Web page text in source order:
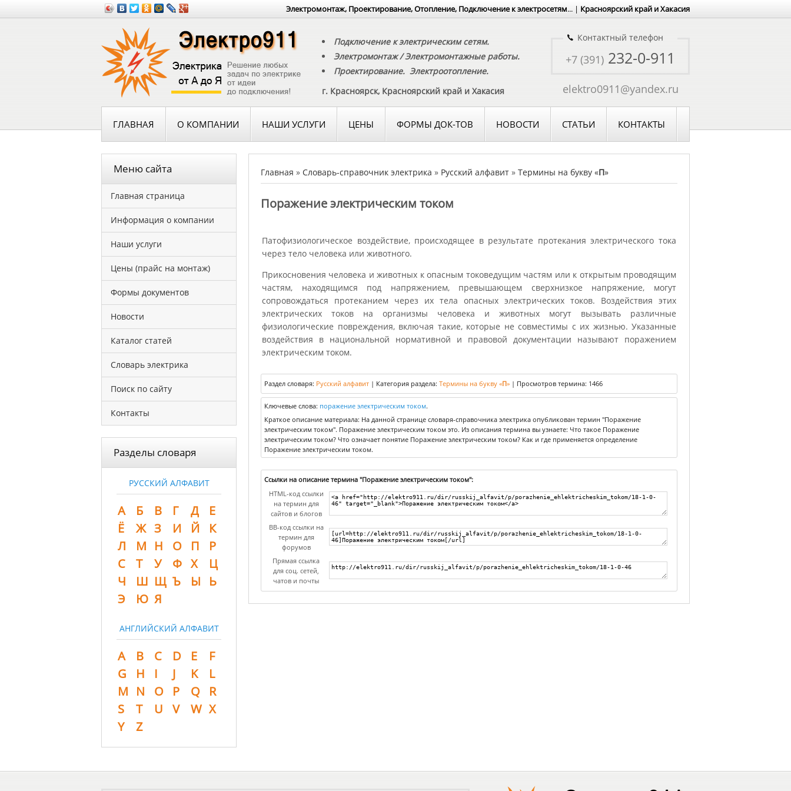
Электромонтаж, Проектирование, Отопление, Подключение к электросетям... | Красноярский край и Хакасия
Подключение к электрическим сетям.
Электромонтаж / Электромонтажные работы.
Проектирование. Электроотопление.
г. Красноярск, Красноярский край и Хакасия
Контактный телефон
+7 (391) 232-0-911
elektro0911@yandex.ru
ГЛАВНАЯ О КОМПАНИИ НАШИ УСЛУГИ ЦЕНЫ ФОРМЫ ДОК-ТОВ НОВОСТИ СТАТЬИ КОНТАКТЫ
Меню сайта
Главная страница
Информация о компании
Наши услуги
Цены (прайс на монтаж)
Формы документов
Новости
Каталог статей
Словарь электрика
Поиск по сайту
Контакты
Разделы словаря
РУССКИЙ АЛФАВИТ
А Б В Г Д
Е
Ё
Ж З И Й
К
Л
М Н О П
Р
С
Т У Ф Х
Ц
Ч
Ш Щ Ъ Ы
Ь
Э
Ю Я
АНГЛИЙСКИЙ АЛФАВИТ
A B C D E
F
G
H I J K
L
M N O P Q
R
S
T U V W X
Y
Z
Главная » Словарь-справочник электрика » Русский алфавит » Термины на букву «П»
Поражение электрическим током
Патофизиологическое воздействие, происходящее в результате протекания электрического тока
через тело человека или животного.
Прикосновения человека и животных к опасным токоведущим частям или к открытым проводящим
частям, находящимся под напряжением, превышающем сверхнизкое напряжение, могут
сопровождаться протеканием через их тела опасных электрических токов. Воздействия этих
электрических токов на организмы человека и животных могут вызывать различные
физиологические повреждения, включая такие, которые не совместимы с их жизнью. Указанные
воздействия в национальной нормативной и правовой документации называют поражением
электрическим током.
Раздел словаря: Русский алфавит | Категория раздела: Термины на букву «П» | Просмотров термина: 1466
Ключевые слова: поражение электрическим током.
Краткое описание материала: На данной странице словаря-справочника электрика опубликован термин "Поражение
электрическим током". Поражение электрическим током это. Из описания термина вы узнаете: Что такое Поражение
электрическим током? Что означает понятие Поражение электрическим током? Как и где применяется определение
Поражение электрическим током.
Ссылки на описание термина "Поражение электрическим током":
HTML-код ссылки
на термин для
сайтов и блогов
BB-код ссылки на
термин для
форумов
Прямая ссылка
для соц. сетей,
чатов и почты